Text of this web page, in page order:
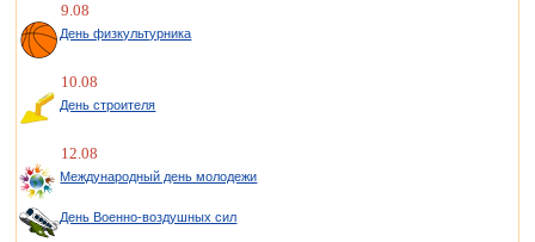
9.08
День физкультурника
10.08
День строителя
12.08
Международный день молодежи
День Военно-воздушных сил